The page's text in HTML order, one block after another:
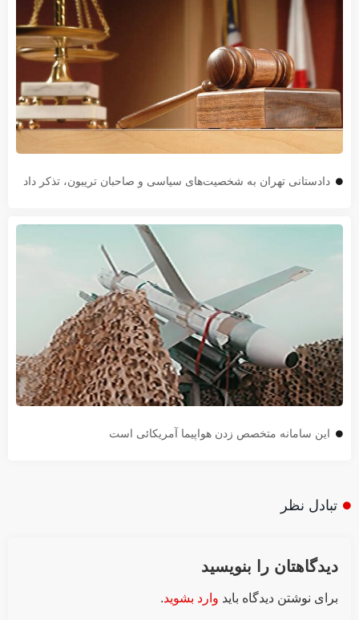
دادستانی تهران به شخصیت‌های سیاسی و صاحبان تریبون، تذکر داد
این سامانه متخصص زدن هواپیما آمریکائی است
تبادل نظر
دیدگاهتان را بنویسید
برای نوشتن دیدگاه باید وارد بشوید.